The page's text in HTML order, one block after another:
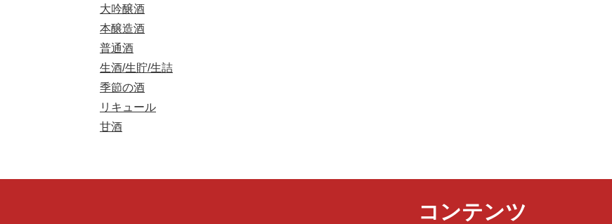
大吟醸酒
本醸造酒
普通酒
生酒/生貯/生詰
季節の酒
リキュール
甘酒
コンテンツ